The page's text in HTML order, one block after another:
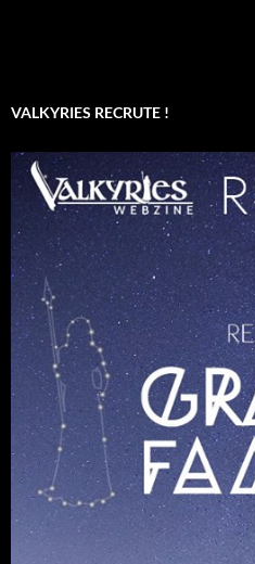
VALKYRIES RECRUTE !